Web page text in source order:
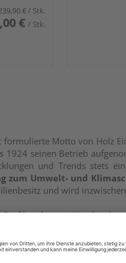
formulierte Motto von Holz
seinen Betrieb
und Trends stets
zum Umwelt- und
und wird
aus Handwerk
die umfangreichen